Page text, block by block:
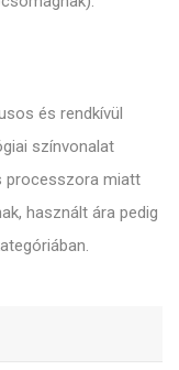
és rendkívül
színvonalat
processzora miatt
használt ára pedig